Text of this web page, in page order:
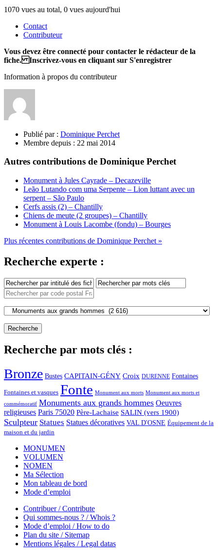
1070 vues au total, 0 vues aujourd'hui
Contact
Contributeur
Vous devez être connecté pour contacter le rédacteur de la
fiche. Inscrivez-vous en cliquant sur S'enregistrer
Information à propos du contributeur
Publié par : Dominique Perchet
Membre depuis : 22 mai 2014
Autres contributions de Dominique Perchet
Monument à Jules Cayrade – Decazeville
Leão Lutando com uma Serpente – Lion luttant avec un
serpent – São Paulo
Cerfs assis (2) – Chantilly
Chiens de meute (2 groupes) – Chantilly
Monument à Louis Lacombe (fondu) – Bourges
Plus récentes contributions de Dominique Perchet »
Recherche experte :
Recherche par mots clés :
Bronze Bustes CAPITAIN-GÉNY Croix DURENNE Fontaines
Fontaines et vasques Fonte Monument aux morts Monument aux morts et
commémoratif Monuments aux grands hommes Oeuvres
religieuses Paris 75020 Père-Lachaise SALIN (vers 1900)
Sculpteur Statues Statues décoratives VAL D'OSNE Équipement de la
maison et du jardin
MONUMEN
VOLUMEN
NOMEN
Ma Sélection
Mon tableau de bord
Mode d’emploi
Contribuer / Contribute
Qui sommes-nous ? / Whois ?
Mode d’emploi / How to do
Plan du site / Sitemap
Mentions légales / Legal datas